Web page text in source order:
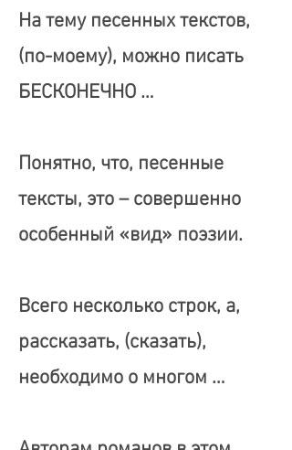
На тему песенных текстов,
(по-моему), можно писать
БЕСКОНЕЧНО …
Понятно, что, песенные
тексты, это – совершенно
особенный «вид» поэзии.
Всего несколько строк, а,
рассказать, (сказать),
необходимо о многом …